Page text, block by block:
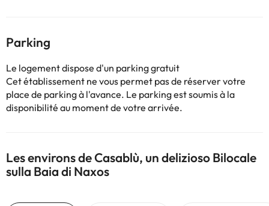
Parking
Le logement dispose d'un parking gratuit
Cet établissement ne vous permet pas de réserver votre
place de parking à l'avance. Le parking est soumis à la
disponibilité au moment de votre arrivée.
Les environs de Casablù, un delizioso Bilocale
sulla Baia di Naxos